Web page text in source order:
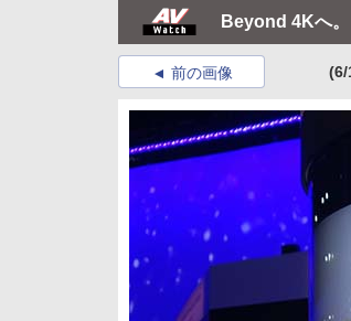
Beyond 4Kへ
前の画像 (6/